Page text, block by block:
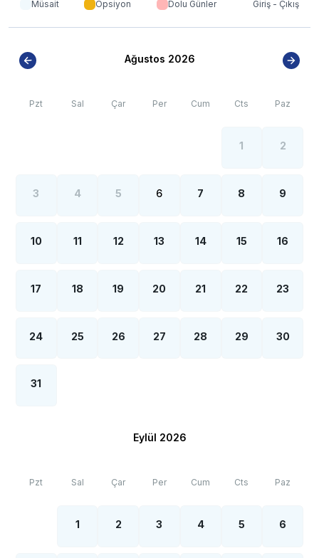
Müsait Opsiyon Dolu Günler Giriş - Çıkış
Ağustos 2026
Pzt Sal Çar Per Cum Cts Paz
1 2
3 4 5 6 7 8 9
10 11 12 13 14 15 16
17 18 19 20 21 22 23
24 25 26 27 28 29 30
31
Eylül 2026
Pzt Sal Çar Per Cum Cts Paz
1 2 3 4 5 6